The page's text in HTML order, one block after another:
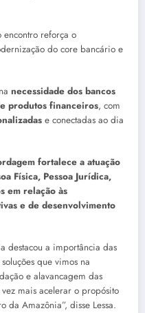
reforça o
do core bancário e
necessidade dos bancos
produtos financeiros, com
e conectadas ao dia
fortalece a atuação
Física, Pessoa Jurídica,
em relação às
e de desenvolvimento
destacou a importância das
que vimos na
e alavancagem das
mais acelerar o propósito
Amazônia”, disse Lessa.